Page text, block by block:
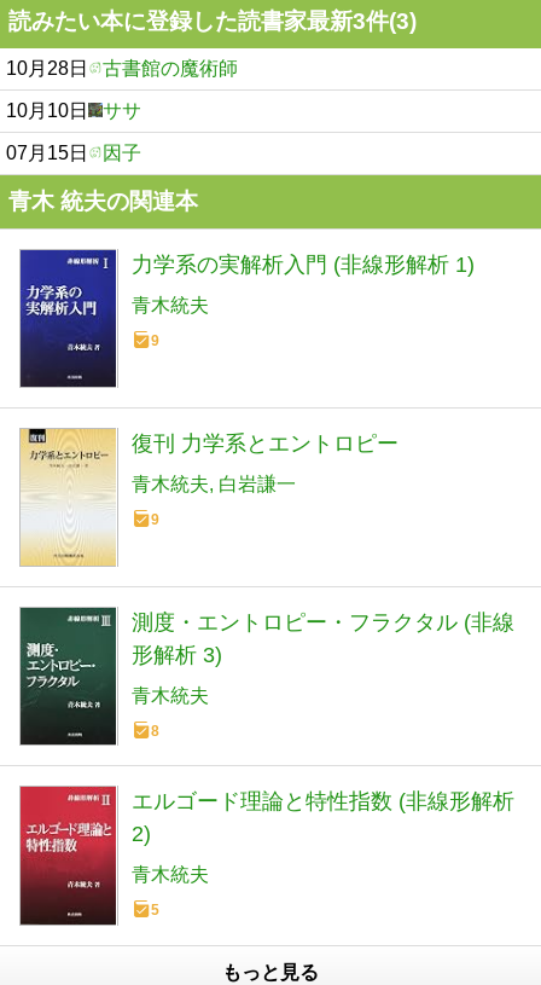
読みたい本に登録した読書家最新3件(3)
10月28日 古書館の魔術師
10月10日 ササ
07月15日 因子
青木 統夫の関連本
力学系の実解析入門 (非線形解析 1)
青木統夫
9
復刊 力学系とエントロピー
青木統夫 白岩謙一
9
測度・エントロピー・フラクタル (非線
形解析 3)
青木統夫
8
エルゴード理論と特性指数 (非線形解析
2)
青木統夫
5
もっと見る